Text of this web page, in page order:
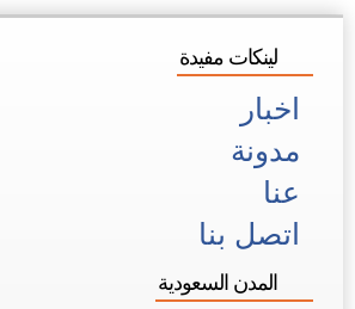
لينكات مفيدة
اخبار
مدونة
عنا
اتصل بنا
المدن السعودية